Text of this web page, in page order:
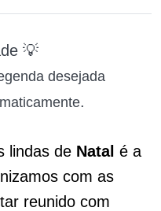
💡
desejada
.
lindas de Natal é a
com as
reunido com